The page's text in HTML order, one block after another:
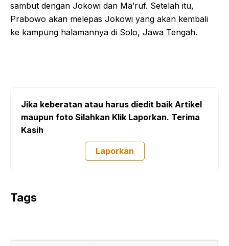
sambut dengan Jokowi dan Ma’ruf. Setelah itu,
Prabowo akan melepas Jokowi yang akan kembali
ke kampung halamannya di Solo, Jawa Tengah.
Jika keberatan atau harus diedit baik Artikel
maupun foto Silahkan Klik Laporkan. Terima
Kasih
Laporkan
Tags